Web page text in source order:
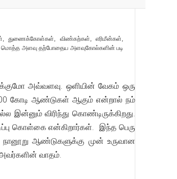
துணைக்கோள்கள், விண்கற்கள், எரிமீன்கள்,
மொத்த அளவு தற்போதைய அளவுகோல்களின் படி
அவ்வளவு. ஒளியின் வேகம் ஒரு
கோடி ஆண்டுகள் ஆகும் என்றால் நம்
விரிந்து கொண்டிருக்கிறது.
கொள்கை என்கிறார்கள். இந்த பெரு
நானூறு ஆண்டுகளுக்கு முன் உருவான
அவர்களின் வாதம்.